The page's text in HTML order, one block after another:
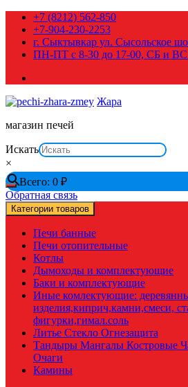
Перейти
содержимому
+7 (8212) 562-850
+7-904-230-2253
г. Сыктывкар ул. Сысольское
ПН-ПТ с 8-30 до 17-00, СБ и ВС
Жара
магазин печей
Искать
×
Всего: 0 ₽
Обратная связь
Категории товаров
Печи банные
Печи отопительные
Котлы
Дымоходы и комплектующие
Баки и комплектующие
Иные комлектующие:
изделия,киприч,камни,смеси,
фигурки,гимал.соль
Литье Стекло Огнезащита
Тандыры Мангалы Костровые
Очаги
Камины